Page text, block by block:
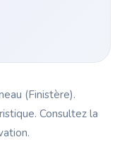
(Finistère).
Consultez la